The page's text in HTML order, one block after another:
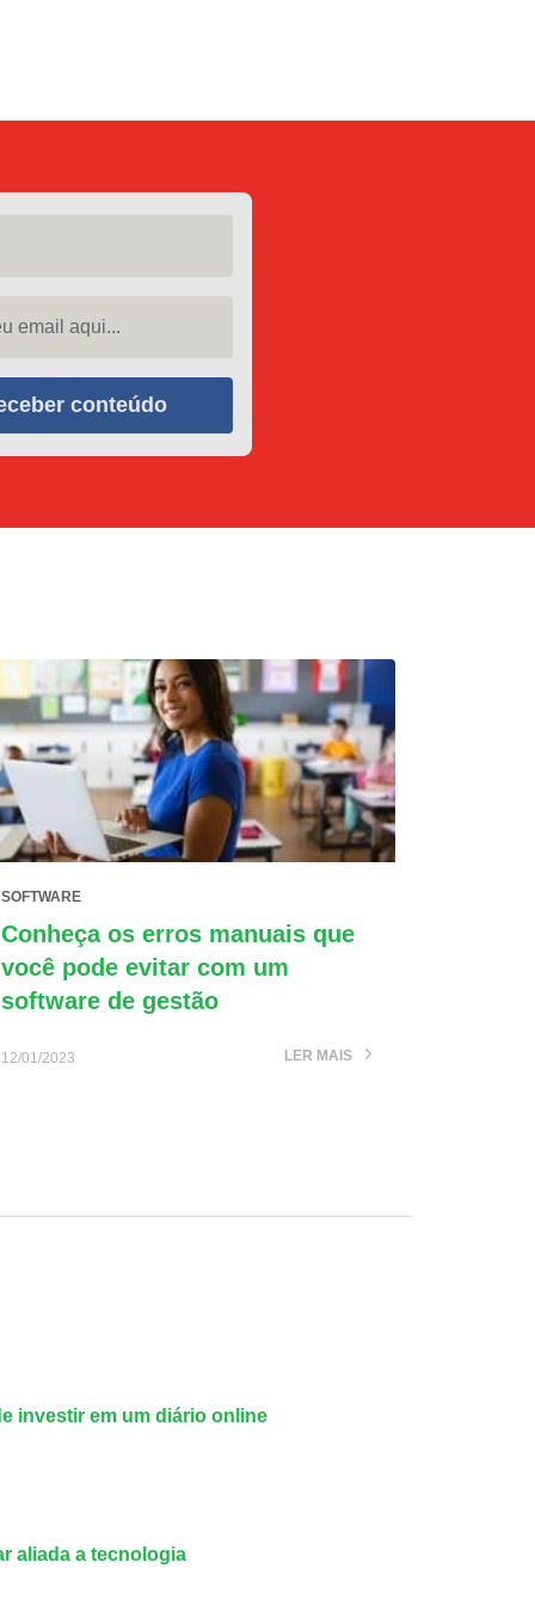
conteúdo
SOFTWARE
Conheça os erros manuais que
você pode evitar com um
software de gestão
12/01/2023 LER MAIS
investir em um diário online
aliada a tecnologia